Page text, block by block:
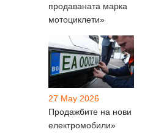
продаваната марка
мотоциклети»
27 May 2026
Продажбите на нови
електромобили»